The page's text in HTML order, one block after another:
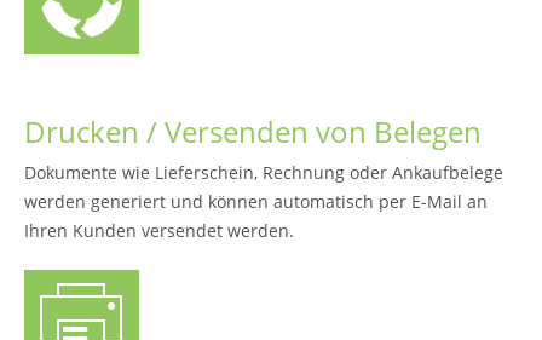
Drucken / Versenden von Belegen
Dokumente wie Lieferschein, Rechnung oder Ankaufbelege
werden generiert und können automatisch per E-Mail an
Ihren Kunden versendet werden.